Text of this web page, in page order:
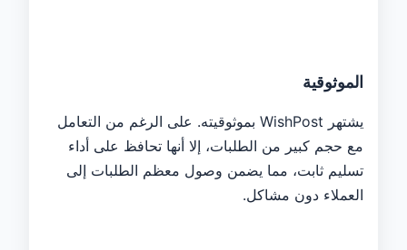
الموثوقية
يشتهر WishPost بموثوقيته. على الرغم من التعامل
مع حجم كبير من الطلبات، إلا أنها تحافظ على أداء
تسليم ثابت، مما يضمن وصول معظم الطلبات إلى
العملاء دون مشاكل.